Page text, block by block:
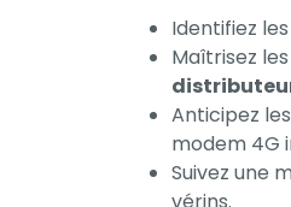
Identifiez
Maîtrisez
Anticipez
modem 4G
Suivez une